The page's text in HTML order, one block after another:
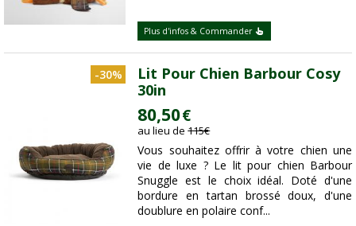
Plus d'infos & Commander
-30%
Lit Pour Chien Barbour Cosy
30in
80,50€
au lieu de115€
Vous souhaitez offrir à votre chien une
vie de luxe ? Le lit pour chien Barbour
Snuggle est le choix idéal. Doté d'une
bordure en tartan brossé doux, d'une
doublure en polaire conf...